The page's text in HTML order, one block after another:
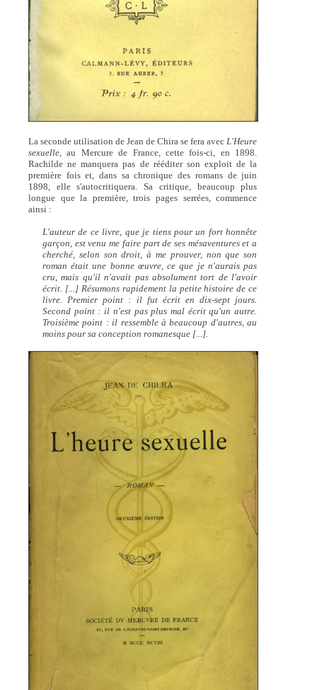
La seconde utilisation de Jean de Chira se fera avec L'Heure
sexuelle, au Mercure de France, cette fois-ci, en 1898.
Rachilde ne manquera pas de rééditer son exploit de la
première fois et, dans sa chronique des romans de juin
1898, elle s'autocritiquera. Sa critique, beaucoup plus
longue que la première, trois pages serrées, commence
ainsi :
L'auteur de ce livre, que je tiens pour un fort honnête
garçon, est venu me faire part de ses mésaventures et a
cherché, selon son droit, à me prouver, non que son
roman était une bonne œuvre, ce que je n'aurais pas
cru, mais qu'il n'avait pas absolument tort de l'avoir
écrit. [...] Résumons rapidement la petite histoire de ce
livre. Premier point : il fut écrit en dix-sept jours.
Second point : il n'est pas plus mal écrit qu'un autre.
Troisième point : il ressemble à beaucoup d'autres, au
moins pour sa conception romanesque [...].